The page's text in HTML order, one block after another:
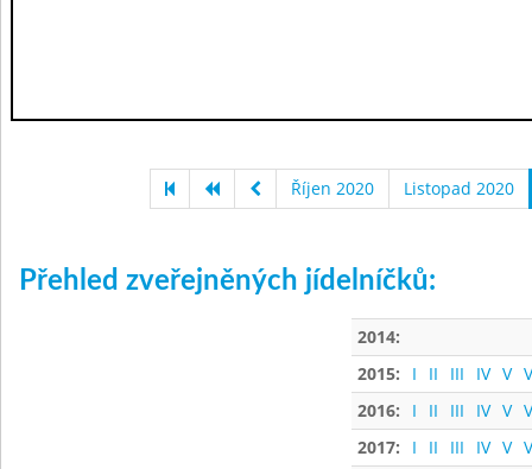
Říjen 2020 Listopad 2020
Přehled zveřejněných jídelníčků:
2014:
2015:
I II III IV V
2016:
I II III IV V
2017:
I II III IV V